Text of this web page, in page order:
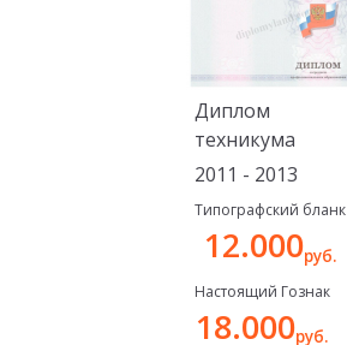
Диплом
техникума
2011 - 2013
Типографский бланк
12.000руб.
Настоящий Гознак
18.000руб.